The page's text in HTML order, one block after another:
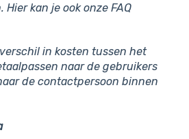
Hier kan je ook onze FAQ
in kosten tussen het
naar de gebruikers
de contactpersoon binnen